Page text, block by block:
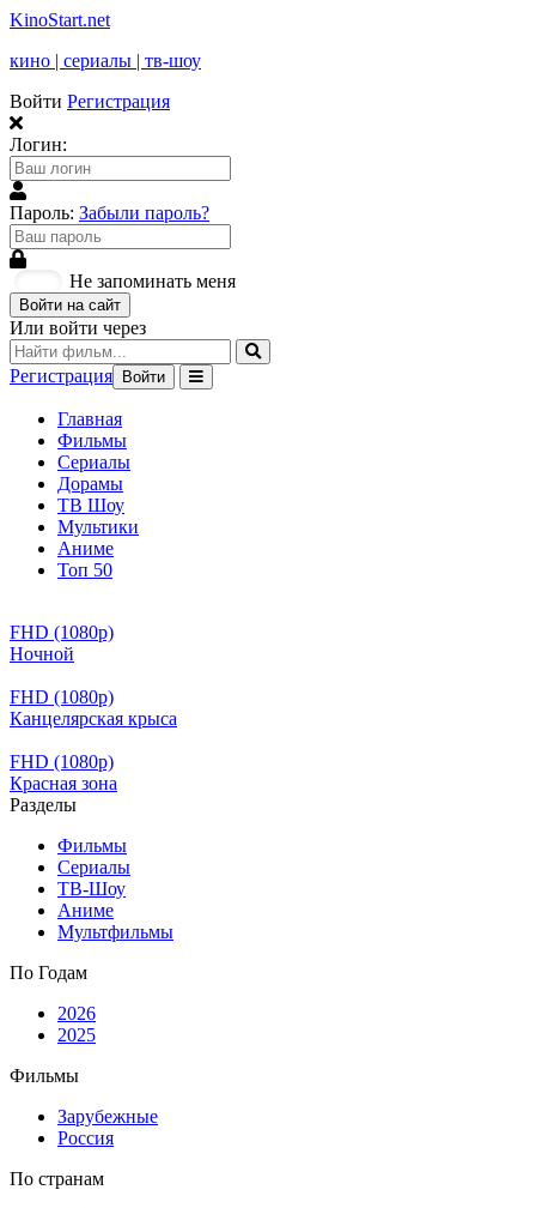
KinoStart.net
кино | сериалы | тв-шоу
Войти Регистрация
Логин:
Пароль: Забыли пароль?
Не запоминать меня
Войти на сайт
Или войти через
Регистрация Войти
Главная
Фильмы
Сериалы
Дорамы
ТВ Шоу
Мультики
Аниме
Топ 50
FHD (1080p)
Ночной
FHD (1080p)
Канцелярская крыса
FHD (1080p)
Красная зона
Разделы
Фильмы
Сериалы
ТВ-Шоу
Аниме
Мультфильмы
По Годам
2026
2025
Фильмы
Зарубежные
Россия
По странам